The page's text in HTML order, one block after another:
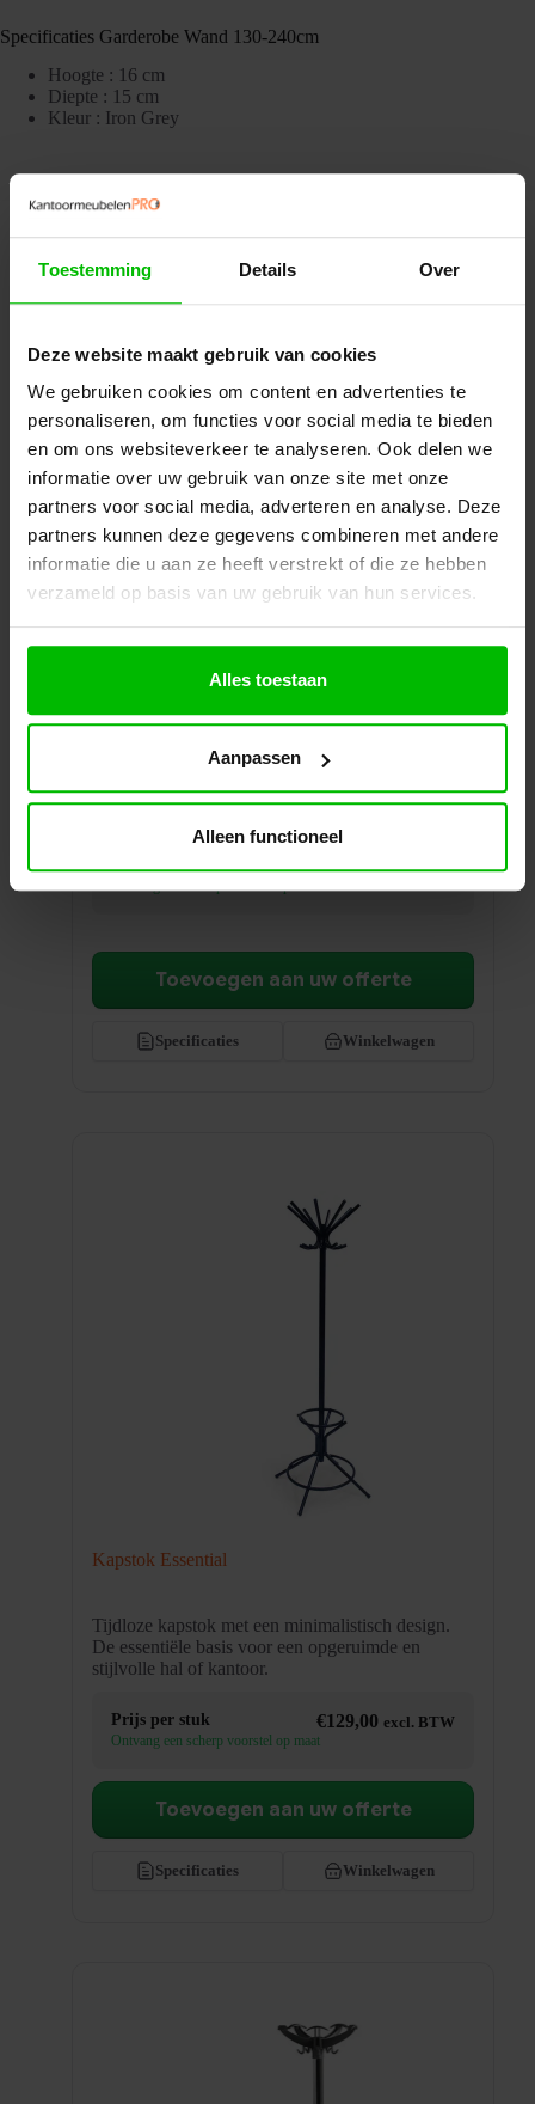
Toestemming Details Over
Deze website maakt gebruik van cookies
We gebruiken cookies om content en advertenties te
personaliseren, om functies voor social media te bieden
en om ons websiteverkeer te analyseren. Ook delen we
informatie over uw gebruik van onze site met onze
partners voor social media, adverteren en analyse. Deze
partners kunnen deze gegevens combineren met andere
informatie die u aan ze heeft verstrekt of die ze hebben
verzameld op basis van uw gebruik van hun services.
Alles toestaan
Aanpassen
Alleen functioneel
Specificaties Garderobe Wand 130-240cm
Hoogte : 16 cm
Diepte : 15 cm
Kleur : Iron Grey
Strakke garderobe voor aan de wand, leverbaar
van 40 tot 120 cm. De ideale ruimtebesparende
€299,00 excl. BTW
Specificaties Winkelwagen
Toevoegen aan uw offerte
Kapstok Essential
Tijdloze kapstok met een minimalistisch design.
De essentiële basis voor een opgeruimde en
stijlvolle hal of kantoor.
Prijs per stuk €129,00 excl. BTW
Ontvang een scherp voorstel op maat
Specificaties Winkelwagen
Toevoegen aan uw offerte